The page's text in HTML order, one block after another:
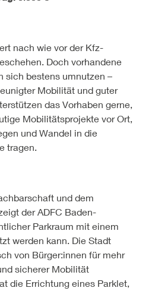
nach wie vor der Kfz-
Doch vorhandene
sich bestens umnutzen –
Mobilität und guter
das Vorhaben gerne,
Mobilitätsprojekte vor Ort,
und Wandel in die
tragen.
und dem
der ADFC Baden-
Parkraum mit einem
werden kann. Die Stadt
von Bürger:innen für mehr
sicherer Mobilität
die Errichtung eines Parklet,